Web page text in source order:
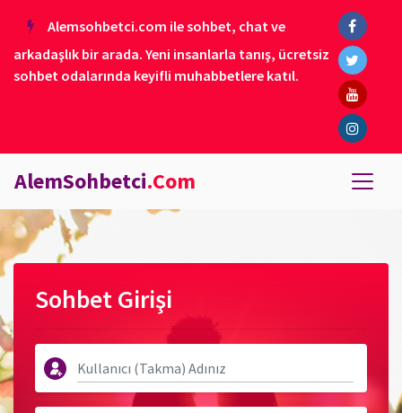
Alemsohbetci.com ile sohbet, chat ve
arkadaşlık bir arada. Yeni insanlarla tanış, ücretsiz
sohbet odalarında keyifli muhabbetlere katıl.
AlemSohbetci.Com
Sohbet Girişi